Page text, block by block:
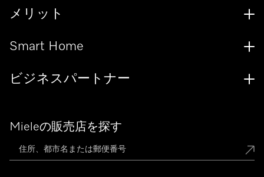
Mieleの販売店を探す
メリット
Smart Home
ビジネスパートナー